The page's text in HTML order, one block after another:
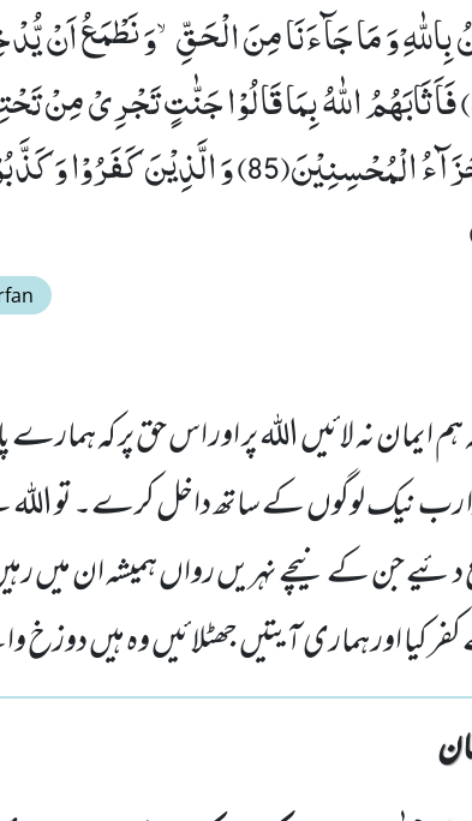
بِاللّٰهِ وَ مَا جَآءَنَا مِنَ الْحَقِّۙ-وَ نَطْمَعُ اَنْ
الصّٰلِحِیْنَ(84) فَاَثَابَهُمُ اللّٰهُ بِمَا قَالُوْا جَنّٰتٍ تَجْرِیْ
فِیْهَاؕ-وَ ذٰلِكَ جَزَآءُ الْمُحْسِنِیْنَ(85) وَ
ہم ایمان نہ لائیں اللہ پر اور اس حق پر کہ
رب نیک لوگوں کے ساتھ داخل کرے۔ تو
جن کے نیچے نہریں رواں ہمیشہ ان میں
کیا اور ہماری آیتیں جھٹلائیں وہ ہیں